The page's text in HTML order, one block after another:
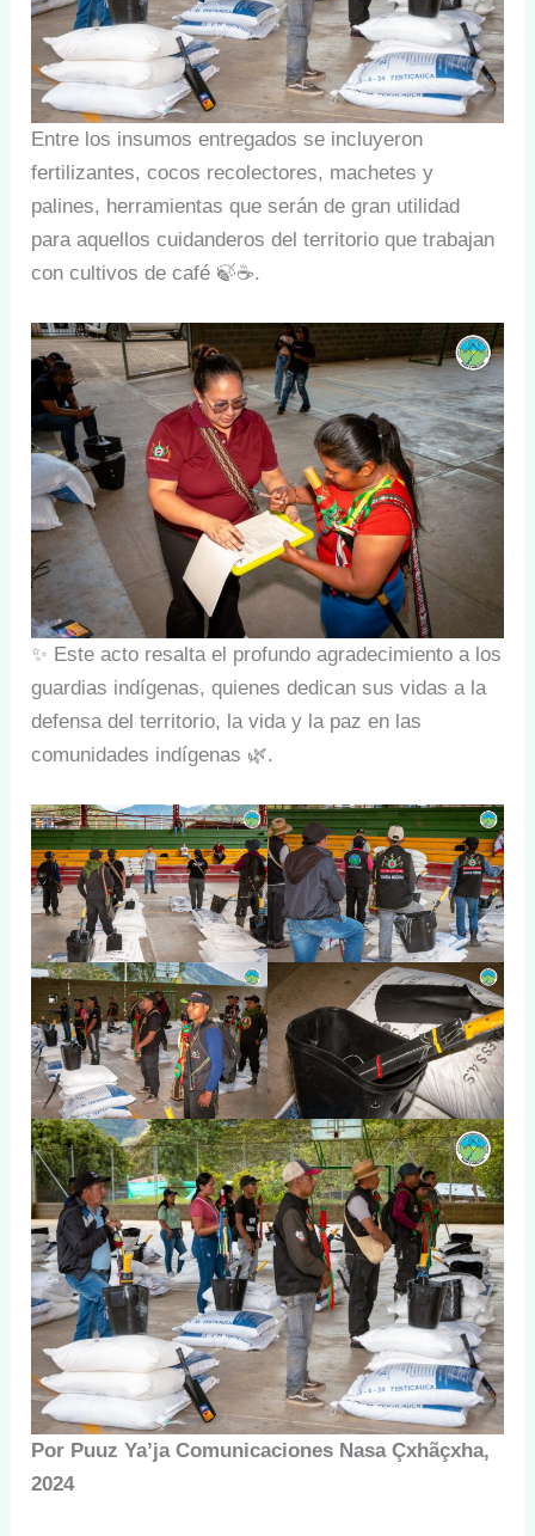
Entre los insumos entregados se incluyeron
fertilizantes, cocos recolectores, machetes y
palines, herramientas que serán de gran utilidad
para aquellos cuidanderos del territorio que trabajan
con cultivos de café 🍃☕.
✨ Este acto resalta el profundo agradecimiento a los
guardias indígenas, quienes dedican sus vidas a la
defensa del territorio, la vida y la paz en las
comunidades indígenas 🌿.
Por Puuz Ya’ja Comunicaciones Nasa Çxhãçxha,
2024